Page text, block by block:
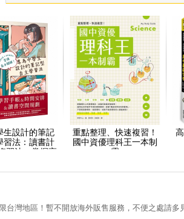
生設計的筆記
習法：讀書計
習法，掌握高
重點整理、快速複習！
國中資優理科王一本制
霸
台灣地區！暫不開放海外販售服務，不便之處請多